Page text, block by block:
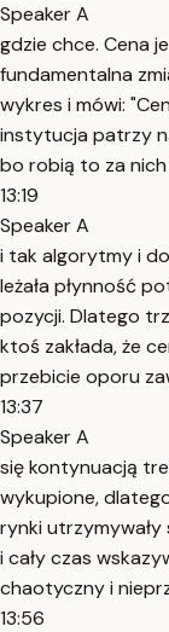
Speaker A
gdzie chce. Cena
fundamentalna
wykres i mówi:
instytucja patrzy
bo robią to za
13:19
Speaker A
i tak algorytmy i
leżała płynność
pozycji. Dlatego
ktoś zakłada, że
przebicie oporu
13:37
Speaker A
się kontynuacją
wykupione,
rynki utrzymywały
i cały czas
chaotyczny i
13:56